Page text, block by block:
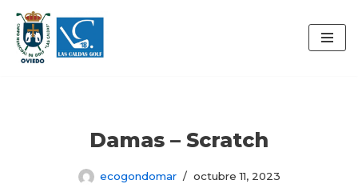
Saltar
al
Damas – Scratch
ecogondomar octubre 11, 2023